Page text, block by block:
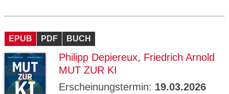
EPUB PDF BUCH
Philipp Depiereux, Friedrich Arnold
MUT ZUR KI
Erscheinungstermin: 19.03.2026